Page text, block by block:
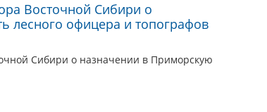
Восточной Сибири о
лесного офицера и топографов
Сибири о назначении в Приморскую